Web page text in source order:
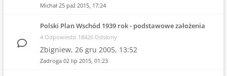
Michał 25 paź 2015, 17:24
Polski Plan Wschód 1939 rok - podstawowe założenia
4 Odpowiedzi 18426 Odsłony
Zbigniew, 26 gru 2005, 13:52
Zadroga 02 lip 2015, 01:23